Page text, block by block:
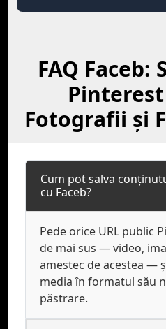
FAQ Faceb:
Fotografii și
Cum pot salva
cu Faceb?
Pede orice URL public
de mai sus — video,
amestec de acestea —
media în formatul său
păstrare.